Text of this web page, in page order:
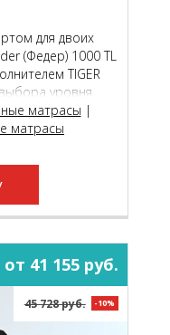
для двоих
(Федер) 1000 ТL
TIGER
уровня
блоке премиум
S 2000.
матрасы |
матрасы
от 41 155 руб.
45 728 руб. -10%